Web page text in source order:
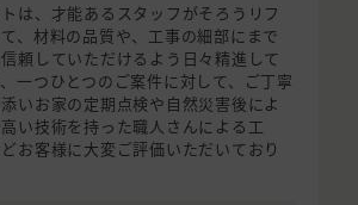
は、才能あるスタッフがそろうリフ
、材料の品質や、工事の細部にまで
頼していただけるよう日々精進して
一つひとつのご案件に対して、ご丁寧
いお家の定期点検や自然災害後によ
い技術を持った職人さんによる工
お客様に大変ご評価いただいており